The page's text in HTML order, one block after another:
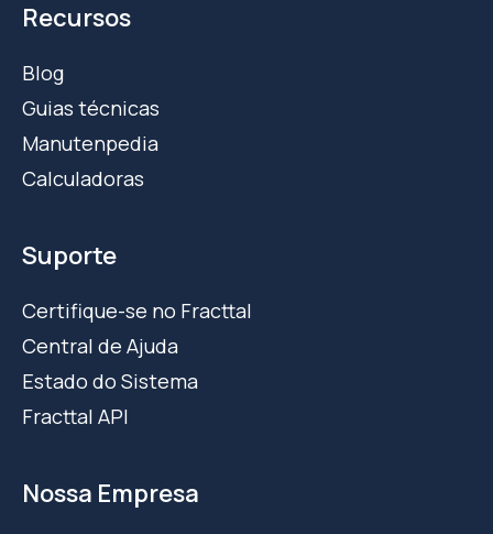
Recursos
Blog
Guias técnicas
Manutenpedia
Calculadoras
Suporte
Certifique-se no Fracttal
Central de Ajuda
Estado do Sistema
Fracttal API
Nossa Empresa